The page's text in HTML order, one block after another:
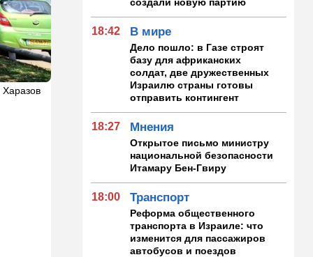
18:42 В мире
Дело пошло: в Газе строят
базу для африканских
солдат, две дружественных
Израилю страны готовы
отправить контингент
18:27 Мнения
Открытое письмо министру
национальной безопасности
Итамару Бен-Гвиру
18:00 Транспорт
Реформа общественного
транспорта в Израиле: что
изменится для пассажиров
автобусов и поездов